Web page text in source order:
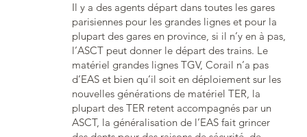
Il y a des agents départ dans toutes les gares
parisiennes pour les grandes lignes et pour la
plupart des gares en province, si il n’y en à pas,
l’ASCT peut donner le départ des trains. Le
matériel grandes lignes TGV, Corail n’a pas
d’EAS et bien qu’il soit en déploiement sur les
nouvelles générations de matériel TER, la
plupart des TER retent accompagnés par un
ASCT, la généralisation de l’EAS fait grincer